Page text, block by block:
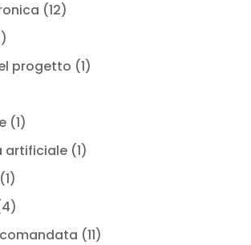
(12)
progetto (1)
(1)
artificiale(1)
(1)
(11)